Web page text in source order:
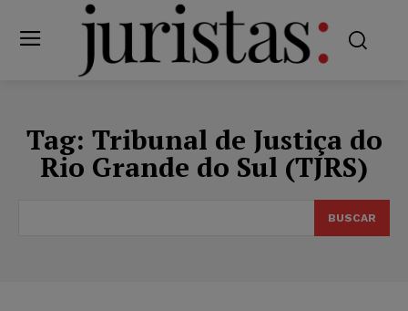
Tag: Tribunal de Justiça do
Rio Grande do Sul (TJRS)
BUSCAR